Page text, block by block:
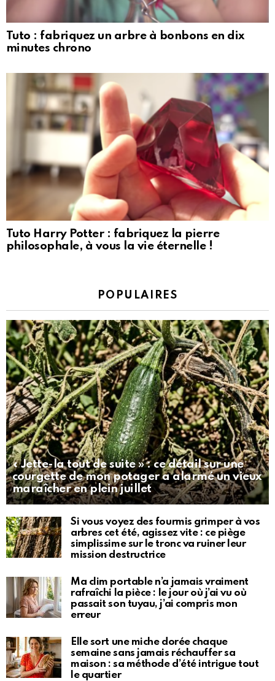
Tuto : fabriquez un arbre à bonbons en dix
minutes chrono
Tuto Harry Potter : fabriquez la pierre
philosophale, à vous la vie éternelle !
POPULAIRES
« Jette-la tout de suite » : ce détail sur une
courgette de mon potager a alarmé un vieux
maraîcher en plein juillet
Si vous voyez des fourmis grimper à vos
arbres cet été, agissez vite : ce piège
simplissime sur le tronc va ruiner leur
mission destructrice
Ma clim portable n’a jamais vraiment
rafraîchi la pièce : le jour où j’ai vu où
passait son tuyau, j’ai compris mon
erreur
Elle sort une miche dorée chaque
semaine sans jamais réchauffer sa
maison : sa méthode d’été intrigue tout
le quartier